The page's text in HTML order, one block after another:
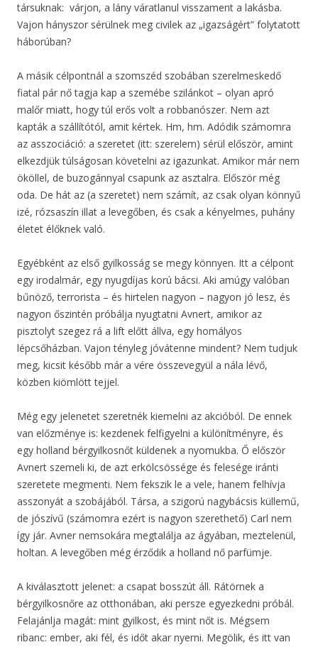
társuknak: várjon, a lány váratlanul visszament a lakásba.
Vajon hányszor sérülnek meg civilek az „igazságért” folytatott
háborúban?
A másik célpontnál a szomszéd szobában szerelmeskedő
fiatal pár nő tagja kap a szemébe szilánkot – olyan apró
malőr miatt, hogy túl erős volt a robbanószer. Nem azt
kapták a szállítótól, amit kértek. Hm, hm. Adódik számomra
az asszociáció: a szeretet (itt: szerelem) sérül először, amint
elkezdjük túlságosan követelni az igazunkat. Amikor már nem
ököllel, de buzogánnyal csapunk az asztalra. Először még
oda. De hát az (a szeretet) nem számít, az csak olyan könnyű
izé, rózsaszín illat a levegőben, és csak a kényelmes, puhány
életet élőknek való.
Egyébként az első gyilkosság se megy könnyen. Itt a célpont
egy irodalmár, egy nyugdíjas korú bácsi. Aki amúgy valóban
bűnöző, terrorista – és hirtelen nagyon – nagyon jó lesz, és
nagyon őszintén próbálja nyugtatni Avnert, amikor az
pisztolyt szegez rá a lift előtt állva, egy homályos
lépcsőházban. Vajon tényleg jóvátenne mindent? Nem tudjuk
meg, kicsit később már a vére összevegyül a nála lévő,
közben kiömlött tejjel.
Még egy jelenetet szeretnék kiemelni az akcióból. De ennek
van előzménye is: kezdenek felfigyelni a különítményre, és
egy holland bérgyilkosnőt küldenek a nyomukba. Ő először
Avnert szemeli ki, de azt erkölcsössége és felesége iránti
szeretete megmenti. Nem fekszik le a vele, hanem felhívja
asszonyát a szobájából. Társa, a szigorú nagybácsis küllemű,
de jószívű (számomra ezért is nagyon szerethető) Carl nem
így jár. Avner nemsokára megtalálja az ágyában, meztelenül,
holtan. A levegőben még érződik a holland nő parfümje.
A kiválasztott jelenet: a csapat bosszút áll. Rátörnek a
bérgyilkosnőre az otthonában, aki persze egyezkedni próbál.
Felajánlja magát: mint gyilkost, és mint nőt is. Mégsem
ribanc: ember, aki fél, és időt akar nyerni. Megölik, és itt van